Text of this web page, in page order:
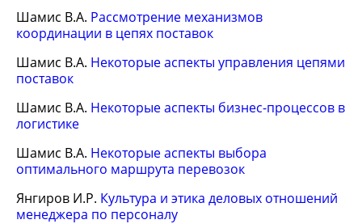
Шамис В.А. Рассмотрение механизмов
координации в цепях поставок
Шамис В.А. Некоторые аспекты управления цепями
поставок
Шамис В.А. Некоторые аспекты бизнес-процессов в
логистике
Шамис В.А. Некоторые аспекты выбора
оптимального маршрута перевозок
Янгиров И.Р. Культура и этика деловых отношений
менеджера по персоналу